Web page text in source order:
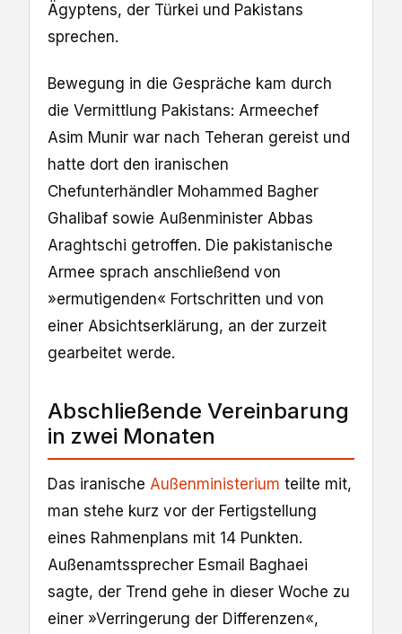
Ägyptens, der Türkei und Pakistans
sprechen.
Bewegung in die Gespräche kam durch
die Vermittlung Pakistans: Armeechef
Asim Munir war nach Teheran gereist und
hatte dort den iranischen
Chefunterhändler Mohammed Bagher
Ghalibaf sowie Außenminister Abbas
Araghtschi getroffen. Die pakistanische
Armee sprach anschließend von
»ermutigenden« Fortschritten und von
einer Absichtserklärung, an der zurzeit
gearbeitet werde.
Abschließende Vereinbarung
in zwei Monaten
Das iranische Außenministerium teilte mit,
man stehe kurz vor der Fertigstellung
eines Rahmenplans mit 14 Punkten.
Außenamtssprecher Esmail Baghaei
sagte, der Trend gehe in dieser Woche zu
einer »Verringerung der Differenzen«,